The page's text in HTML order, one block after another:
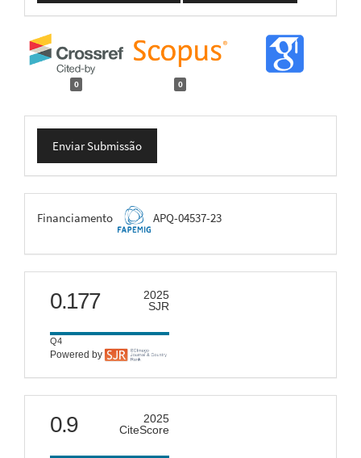
0 0
Enviar
Submissão
Enviar Submissão
FAPEMIG
Financiamento APQ-04537-23
scimago
0.177
2025
SJR
Q4
Powered by
citescore
0.9
2025
CiteScore